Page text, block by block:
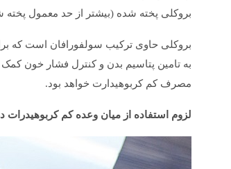
بروکلی پخته شده (بیشتر از حد معمول
بروکلی حاوی ترکیب سولفورافان است که
به تامین پتاسیم بدن و کنترل فشار خون
مصرف کم کربوهیدارت خواهد بود.
لزوم استفاده از میان وعده کم کربوهیدرات